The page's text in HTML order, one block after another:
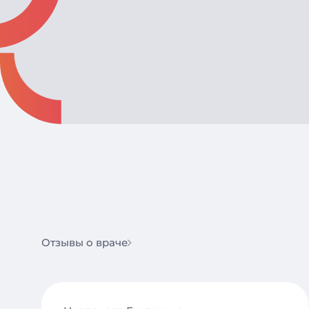
Отзывы о враче